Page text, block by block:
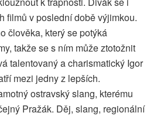
filmů v poslední době výjimkou.
člověka, který se potýká
takže se s ním může ztotožnit
talentovaný a charismatický Igor
mezi jedny z lepších.
ostravský slang, kterému
Pražák. Děj, slang, regionální